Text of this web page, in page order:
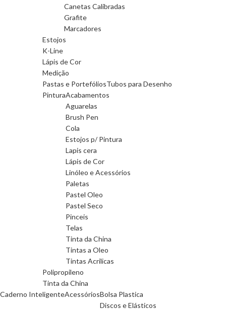
Canetas Calibradas
Grafite
Marcadores
Estojos
K-Line
Lápis de Cor
Medição
Pastas e PortefóliosTubos para Desenho
PinturaAcabamentos
Aguarelas
Brush Pen
Cola
Estojos p/ Pintura
Lapis cera
Lápis de Cor
Linóleo e Acessórios
Paletas
Pastel Oleo
Pastel Seco
Pinceis
Telas
Tinta da China
Tintas a Oleo
Tintas Acrilicas
Polipropileno
Tinta da China
Caderno InteligenteAcessóriosBolsa Plastica
Discos e Elásticos